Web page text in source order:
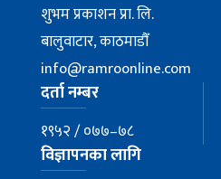
शुभम प्रकाशन प्रा. लि.
बालुवाटार, काठमाडौँ
info@ramroonline.com
दर्ता नम्बर
१९५२ / ०७७–७८
विज्ञापनका लागि